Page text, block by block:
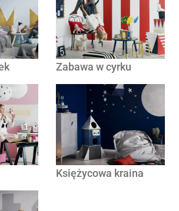
Zabawa w cyrku
Księżycowa kraina